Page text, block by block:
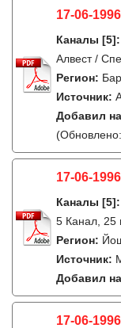
17-06-
Каналы [5]:
Алвест /
Регион:
Источник:
Добавил
17-06-
Каналы [5]:
5 Канал,
Регион:
Источник:
Добавил
17-06-